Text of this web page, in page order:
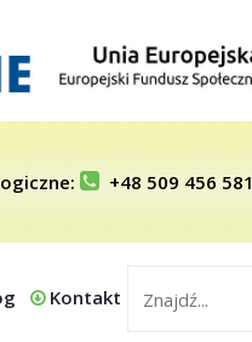
+48 509 456 581
Kontakt